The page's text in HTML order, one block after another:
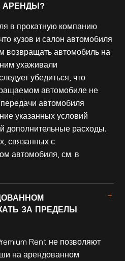
АРЕНДЫ?
в прокатную компанию
кузов и салон автомобиля
возвращать автомобиль на
ухаживали
убедиться, что
автомобиле не
автомобиля
указанных условий
дополнительные расходы.
связанных с
автомобиля, см. в
ЗА ПРЕДЕЛЫ
Rent не позволяют
на арендованном